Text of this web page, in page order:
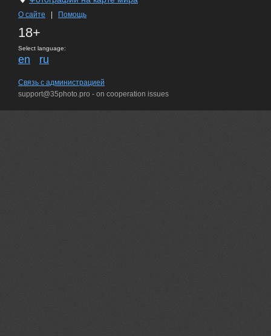
О сайте Помощь
18+
Select language:
en ru
Связь с администрацией
support@35photo.pro - on cooperation issues